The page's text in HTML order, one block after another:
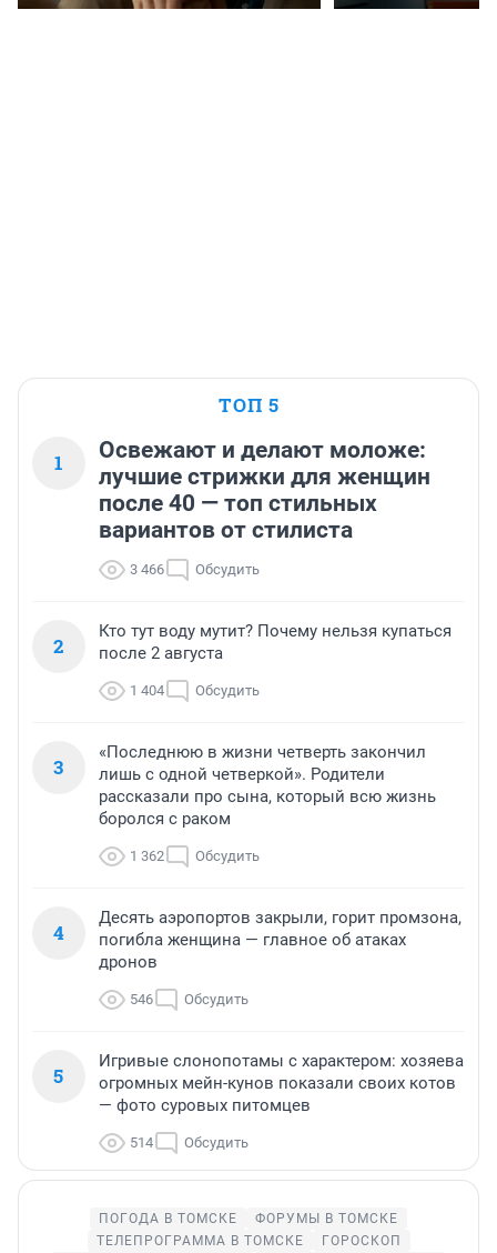
ТОП 5
1
Освежают и делают моложе:
лучшие стрижки для женщин
после 40 — топ стильных
вариантов от стилиста
3 466 Обсудить
2
Кто тут воду мутит? Почему нельзя купаться
после 2 августа
1 404 Обсудить
3
«Последнюю в жизни четверть закончил
лишь с одной четверкой». Родители
рассказали про сына, который всю жизнь
боролся с раком
1 362 Обсудить
4
Десять аэропортов закрыли, горит промзона,
погибла женщина — главное об атаках
дронов
546 Обсудить
5
Игривые слонопотамы с характером: хозяева
огромных мейн-кунов показали своих котов
— фото суровых питомцев
514 Обсудить
ПОГОДА В ТОМСКЕ
ФОРУМЫ В ТОМСКЕ
ТЕЛЕПРОГРАММА В ТОМСКЕ
ГОРОСКОП